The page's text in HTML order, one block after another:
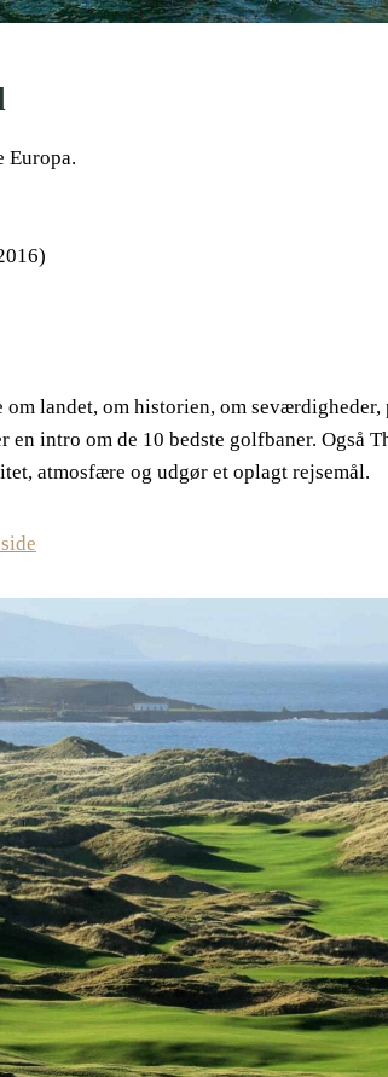
Europa.
landet, om historien, om
en intro om de 10 bedste golfbaner. Også
atmosfære og udgør et oplagt rejsemål.